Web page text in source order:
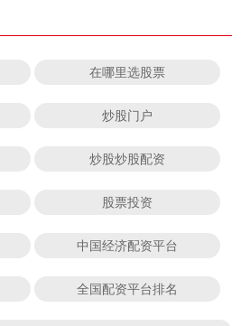
在哪里选股票
炒股门户
炒股炒股配资
股票投资
中国经济配资平台
全国配资平台排名